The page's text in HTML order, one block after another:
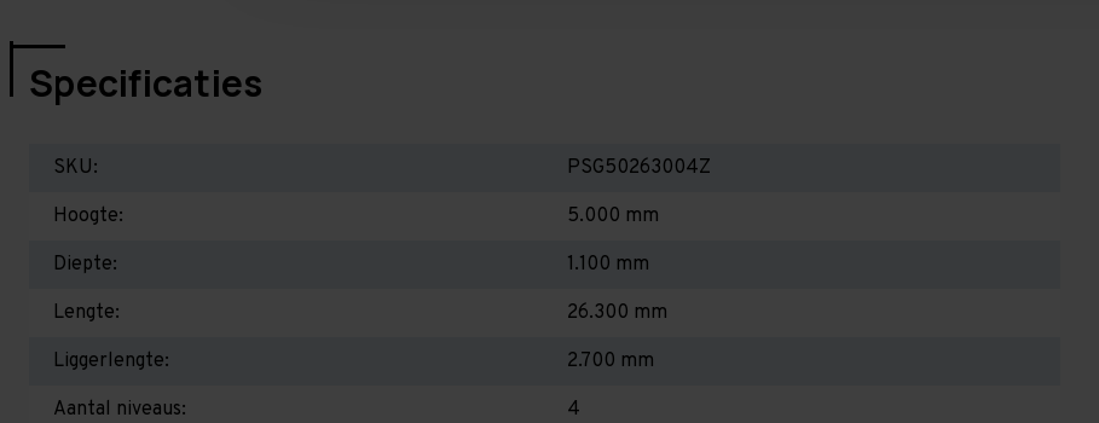
Specificaties
SKU:
PSG50263004Z
Hoogte:
5.000 mm
Diepte:
1.100 mm
Lengte:
26.300 mm
Liggerlengte:
2.700 mm
Aantal niveaus:
4